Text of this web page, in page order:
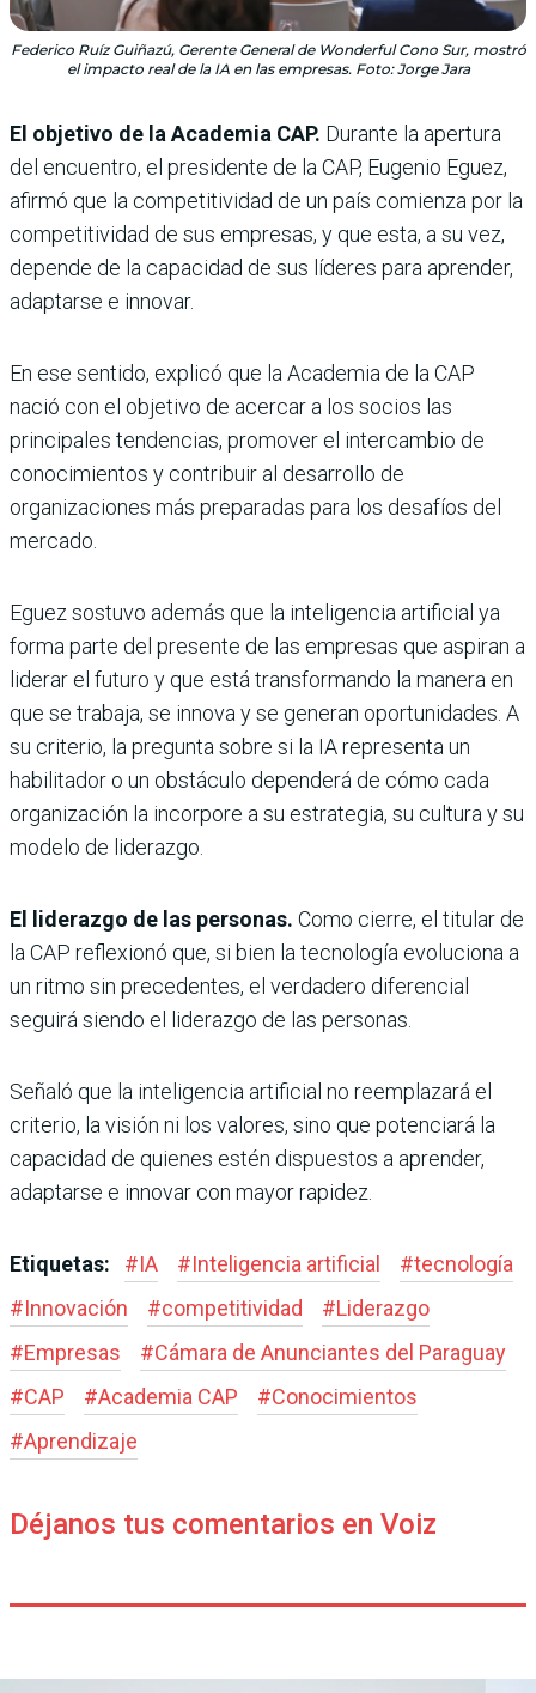
Federico Ruíz Guiñazú, Gerente General de Wonderful Cono Sur, mostró
el impacto real de la IA en las empresas. Foto: Jorge Jara
El objetivo de la Academia CAP. Durante la apertura
del encuentro, el presidente de la CAP, Eugenio Eguez,
afirmó que la competitividad de un país comienza por la
competitividad de sus empresas, y que esta, a su vez,
depende de la capacidad de sus líderes para aprender,
adaptarse e innovar.
En ese sentido, explicó que la Academia de la CAP
nació con el objetivo de acercar a los socios las
principales tendencias, promover el intercambio de
conocimientos y contribuir al desarrollo de
organizaciones más preparadas para los desafíos del
mercado.
Eguez sostuvo además que la inteligencia artificial ya
forma parte del presente de las empresas que aspiran a
liderar el futuro y que está transformando la manera en
que se trabaja, se innova y se generan oportunidades. A
su criterio, la pregunta sobre si la IA representa un
habilitador o un obstáculo dependerá de cómo cada
organización la incorpore a su estrategia, su cultura y su
modelo de liderazgo.
El liderazgo de las personas. Como cierre, el titular de
la CAP reflexionó que, si bien la tecnología evoluciona a
un ritmo sin precedentes, el verdadero diferencial
seguirá siendo el liderazgo de las personas.
Señaló que la inteligencia artificial no reemplazará el
criterio, la visión ni los valores, sino que potenciará la
capacidad de quienes estén dispuestos a aprender,
adaptarse e innovar con mayor rapidez.
Etiquetas: #IA #Inteligencia artificial #tecnología
#Innovación #competitividad #Liderazgo
#Empresas #Cámara de Anunciantes del Paraguay
#CAP #Academia CAP #Conocimientos
#Aprendizaje
Déjanos tus comentarios en Voiz